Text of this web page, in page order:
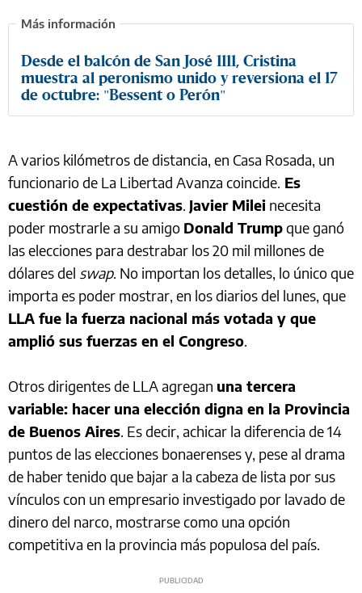
Desde el balcón de San José 1111, Cristina
muestra al peronismo unido y reversiona el 17
de octubre: "Bessent o Perón"
A varios kilómetros de distancia, en Casa Rosada, un
funcionario de La Libertad Avanza coincide. Es
cuestión de expectativas. Javier Milei necesita
poder mostrarle a su amigo Donald Trumpque ganó
las elecciones para destrabar los 20 mil millones de
dólares del swap. No importan los detalles, lo único que
importa es poder mostrar, en los diarios del lunes, que
LLA fue la fuerza nacional más votada y que
amplió sus fuerzas en el Congreso.
Otros dirigentes de LLA agregan una tercera
variable: hacer una elección digna en la Provincia
de Buenos Aires. Es decir, achicar la diferencia de 14
puntos de las elecciones bonaerenses y, pese al drama
de haber tenido que bajar a la cabeza de lista por sus
vínculos con un empresario investigado por lavado de
dinero del narco, mostrarse como una opción
competitiva en la provincia más populosa del país.